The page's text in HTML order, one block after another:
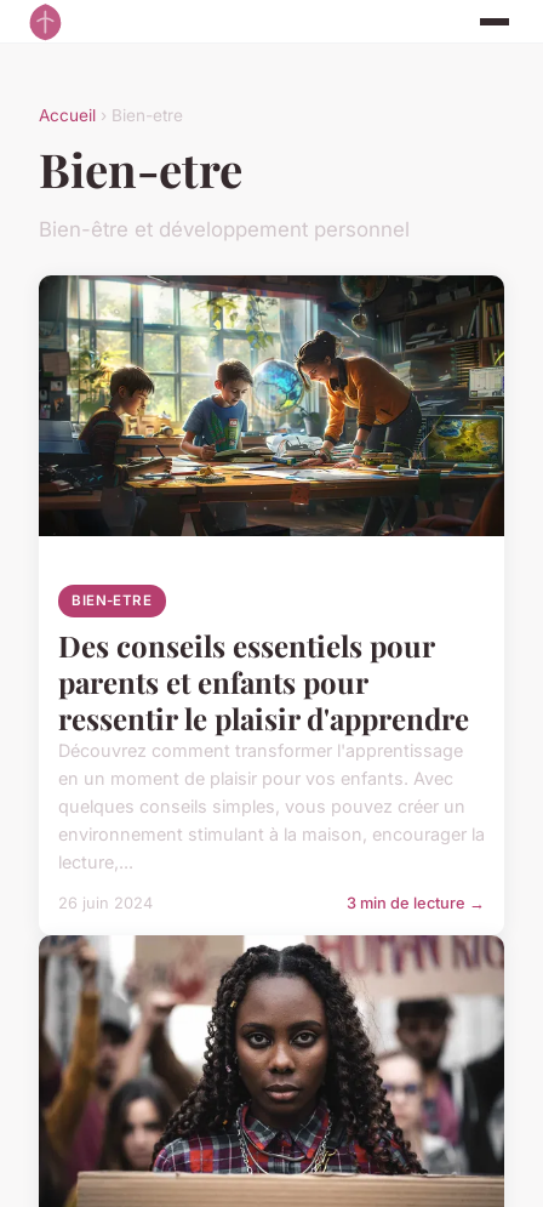
Accueil › Bien-etre
Bien-etre
Bien-être et développement personnel
BIEN-ETRE
Des conseils essentiels pour
parents et enfants pour
ressentir le plaisir d'apprendre
Découvrez comment transformer l'apprentissage
en un moment de plaisir pour vos enfants. Avec
quelques conseils simples, vous pouvez créer un
environnement stimulant à la maison, encourager la
lecture,...
26 juin 2024 3 min de lecture →